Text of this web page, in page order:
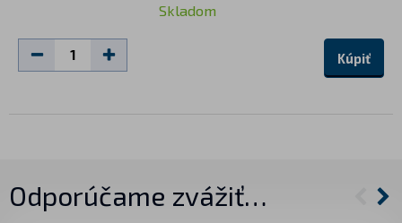
Skladom
Kúpiť
Odporúčame zvážiť…